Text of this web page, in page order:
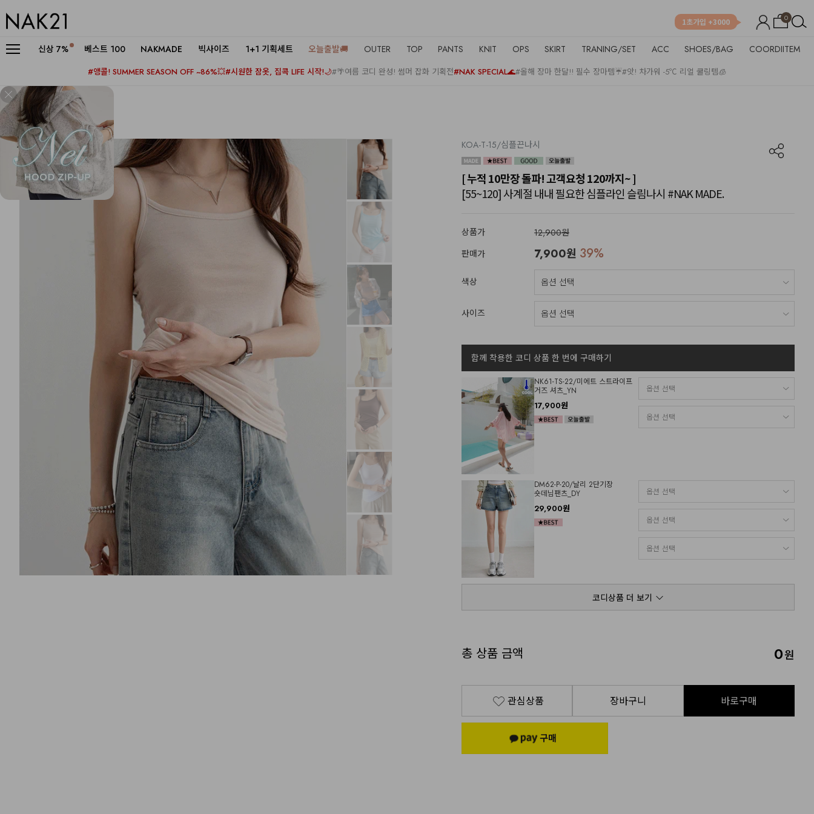
0
1초가입 +3000
신상 7% 베스트 100 NAKMADE 빅사이즈 1+1 기획세트 오늘출발🚚 OUTER TOP PANTS KNIT OPS SKIRT TRANING/SET ACC SHOES/BAG COORDIITEM
#앵콜! SUMMER SEASON OFF ~86%💥#시원한 잠옷, 집콕 LIFE 시작!🌙#🌴여름 코디 완성! 썸머 잡화 기획전#NAK SPECIAL🌊#올해 장마 한달!! 필수 장마템☔#앗! 차가워 -5℃ 리얼 쿨링템🧊
KOA-T-15/심플끈나시
[ 누적 10만장 돌파! 고객요청 120까지~ ]
[55~120] 사계절 내내 필요한 심플라인 슬림나시 #NAK MADE.
상품가
12,900원
판매가
7,900원 39%
색상
사이즈
함께 착용한 코디 상품 한 번에 구매하기
NK61-TS-22/미에트 스트라이프
거즈 셔츠_YN
17,900원
DM62-P-20/날리 2단기장
숏데님팬츠_DY
29,900원
코디상품 더 보기
총 상품 금액 0원
관심상품 장바구니 바로구매